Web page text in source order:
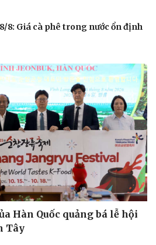
Podcast
Câu chuyện thời sự
Đọc truyện đêm khuya
Cửa sổ tình yêu
Kể chuyện cho bé
Hạt giống tâm hồn
8: Giá cà phê trong nước ổn định
Hàn Quốc quảng bá lễ hội
Tây